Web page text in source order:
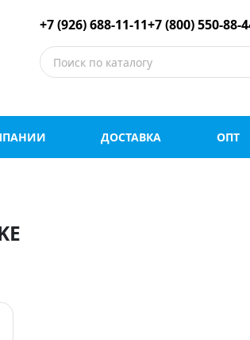
шины
+7 (926) 688-11-11+7 (800) 550-88-
ДОСТАВКА ОПТ